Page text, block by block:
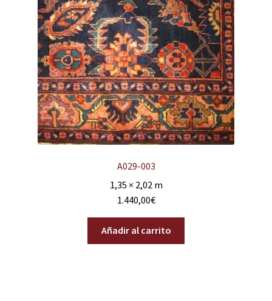
A029-003
1,35 × 2,02 m
1.440,00€
Añadir al carrito